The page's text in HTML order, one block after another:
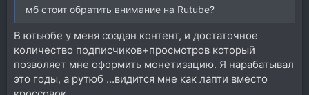
мб стоит обратить внимание на Rutube?
В ютьюбе у меня создан контент, и достаточное
количество подписчиков+просмотров который
позволяет мне оформить монетизацию. Я нарабатывал
это годы, а рутюб ...видится мне как лапти вместо